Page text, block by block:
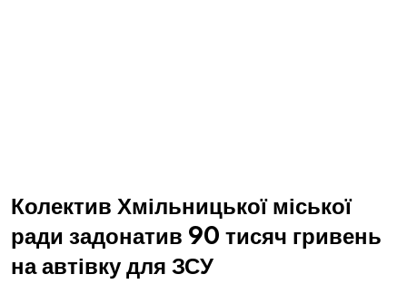
Колектив Хмільницької міської
ради задонатив 90 тисяч гривень
на автівку для ЗСУ